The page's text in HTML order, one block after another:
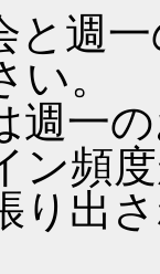
週一
。
一
ン頻
り出